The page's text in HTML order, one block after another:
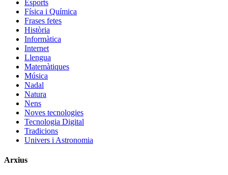
Esports
Física i Química
Frases fetes
Història
Informàtica
Internet
Llengua
Matemàtiques
Música
Nadal
Natura
Nens
Noves tecnologies
Tecnologia Digital
Tradicions
Univers i Astronomia
Arxius